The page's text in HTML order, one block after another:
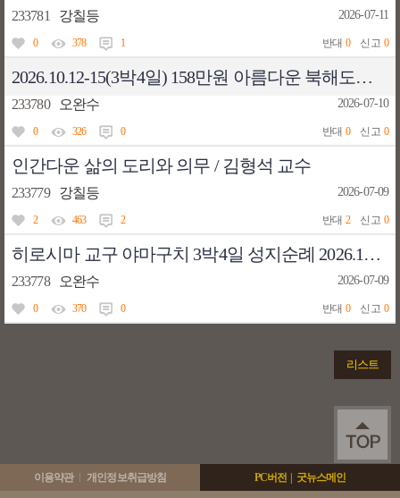
233781 강칠등 2026-07-11
0 378 1 반대0 신고 0
2026.10.12-15(3박4일) 158만원 아름다운 북해도교구 3박4일 성지순례 모습입니다. 오완수바오로가 꼼꼼히 안내해드립니다.
233780 오완수 2026-07-10
0 326 0 반대0 신고 0
인간다운 삶의 도리와 의무 / 김형석 교수
233779 강칠등 2026-07-09
2 463 2 반대2 신고 0
히로시마 교구 야마구치 3박4일 성지순례 2026.12.07-10(3박4일) 순례비용 140+4만원(가이드팁)
233778 오완수 2026-07-09
0 370 0 반대0 신고 0
리스트
이용약관 개인정보취급방침 PC버전 굿뉴스메인